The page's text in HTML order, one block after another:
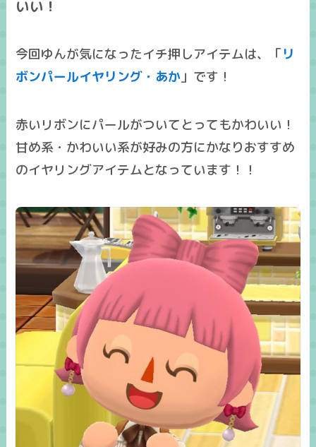
いい！
今回ゆんが気になったイチ押しアイテムは、「リ
ボンパールイヤリング・あか」です！
赤いリボンにパールがついてとってもかわいい！
甘め系・かわいい系が好みの方にかなりおすすめ
のイヤリングアイテムとなっています！！